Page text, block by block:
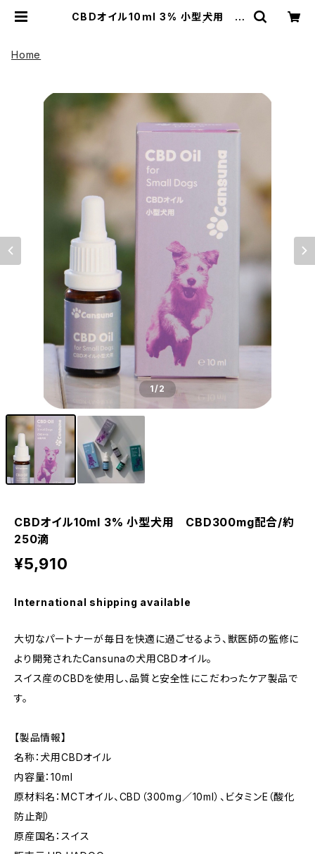
CBDオイル10ml 3% 小型犬用 C
Home
1/2
CBDオイル10ml 3% 小型犬用 CBD300mg配合/約
250滴
¥5,910
International shipping available
大切なパートナーが毎日を快適に過ごせるよう、獣医師の監修に
より開発されたCansunaの犬用CBDオイル。
スイス産のCBDを使用し、品質と安全性にこだわったケア製品で
す。
【製品情報】
名称：犬用CBDオイル
内容量：10ml
原材料名：MCTオイル、CBD（300mg／10ml）、ビタミンE（酸化
防止剤）
原産国名：スイス